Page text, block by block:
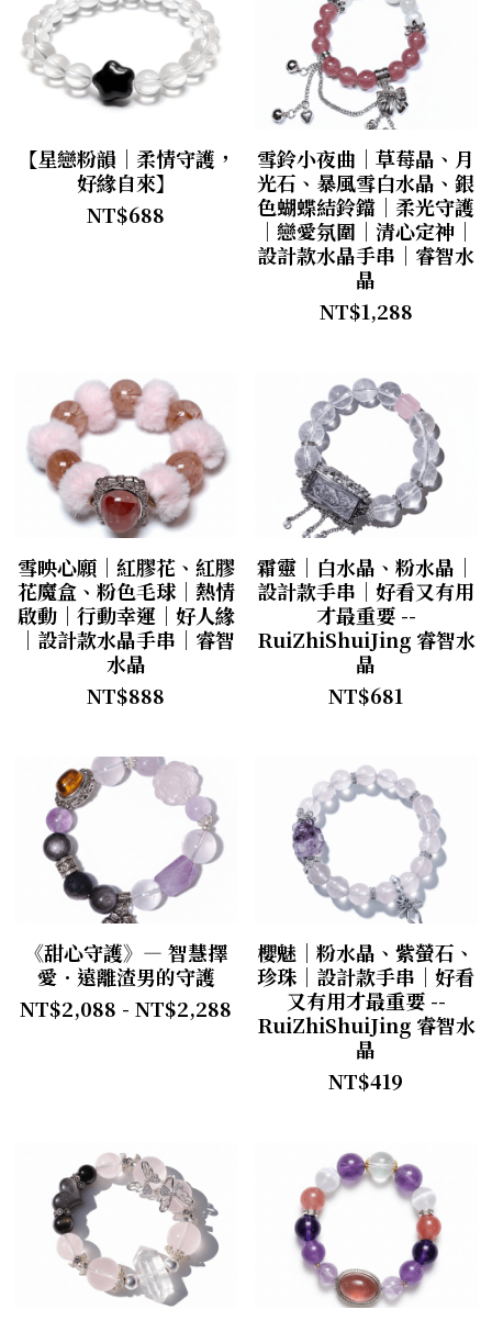
【星戀粉韻｜柔情守護，
好緣自來】
NT$688
雪鈴小夜曲｜草莓晶、月
光石、暴風雪白水晶、銀
色蝴蝶結鈴鐺｜柔光守護
｜戀愛氛圍｜清心定神｜
設計款水晶手串｜睿智水
晶
NT$1,288
雪映心願｜紅膠花、紅膠
花魔盒、粉色毛球｜熱情
啟動｜行動幸運｜好人緣
｜設計款水晶手串｜睿智
水晶
NT$888
霜靈｜白水晶、粉水晶｜
設計款手串｜好看又有用
才最重要 --
RuiZhiShuiJing 睿智水
晶
NT$681
《甜心守護》— 智慧擇
愛．遠離渣男的守護
NT$2,088 - NT$2,288
櫻魅｜粉水晶、紫螢石、
珍珠｜設計款手串｜好看
又有用才最重要 --
RuiZhiShuiJing 睿智水
晶
NT$419